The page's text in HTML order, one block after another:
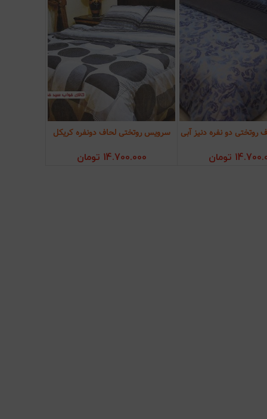
به سبد خرید
دو نفره دنیز آبی
تومان
افزودن به سبد خرید
سرویس روتختی لحاف دونفره کریکل
14.700.000 تومان